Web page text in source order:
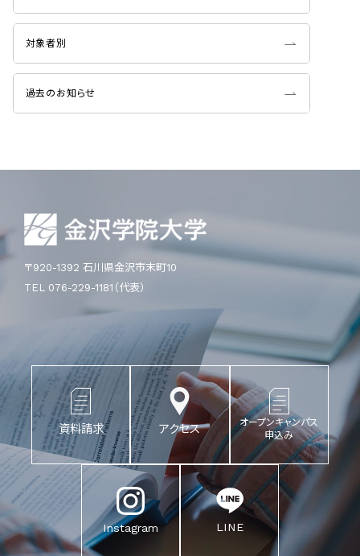
対象者別
過去のお知らせ
〒920-1392 石川県金沢市末町10
TEL 076-229-1181（代表）
資料請求 アクセス
オープンキャンパス
申込み
Instagram LINE